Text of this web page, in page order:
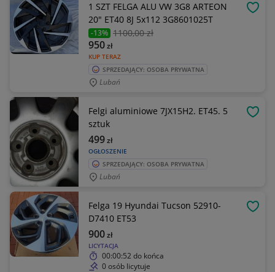
1 SZT FELGA ALU VW 3G8 ARTEON
20" ET40 8J 5x112 3G8601025T
-13% 1100,00 zł
KUP TERAZ
950zł
SPRZEDAJĄCY: OSOBA PRYWATNA
Lubań
Felgi aluminiowe 7JX15H2. ET45. 5
sztuk
OGŁOSZENIE
499zł
SPRZEDAJĄCY: OSOBA PRYWATNA
Lubań
Felga 19 Hyundai Tucson 52910-
D7410 ET53
LICYTACJA
900zł
00:00:52 do końca
0 osób licytuje